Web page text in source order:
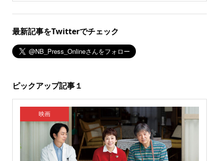
最新記事をTwitterでチェック
ピックアップ記事１
映画